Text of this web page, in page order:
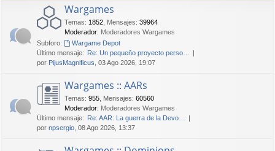
Wargames
Temas: 1852 Mensajes: 39964
Moderador: Moderadores Wargames
Subforo:
Wargame Depot
Último mensaje: Re: Un pequeño proyecto perso…
por PijusMagnificus , 03 Ago 2026, 19:07
Wargames :: AARs
Temas: 955 Mensajes: 60560
Moderador: Moderadores Wargames
Último mensaje: Re: AAR: La guerra de la Devo…
por npsergio , 08 Ago 2026, 13:37